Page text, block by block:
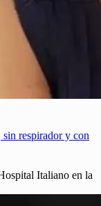
respirador y con
Italiano en la